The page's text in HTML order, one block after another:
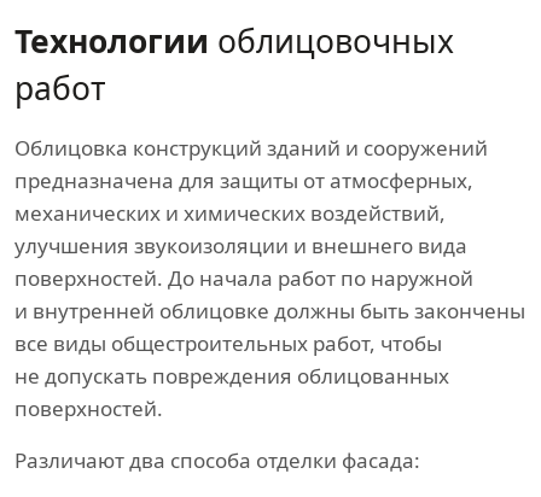
Технологии облицовочных
работ
Облицовка конструкций зданий и сооружений
предназначена для защиты от атмосферных,
механических и химических воздействий,
улучшения звукоизоляции и внешнего вида
поверхностей. До начала работ по наружной
и внутренней облицовке должны быть закончены
все виды общестроительных работ, чтобы
не допускать повреждения облицованных
поверхностей.
Различают два способа отделки фасада: